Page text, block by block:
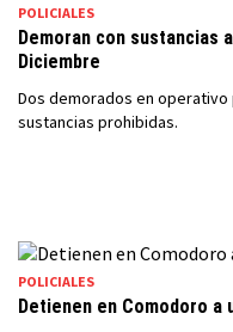
POLICIALES
Demoran con sustancias
Diciembre
Dos demorados en
sustancias prohibidas.
POLICIALES
Detienen en Comodoro a